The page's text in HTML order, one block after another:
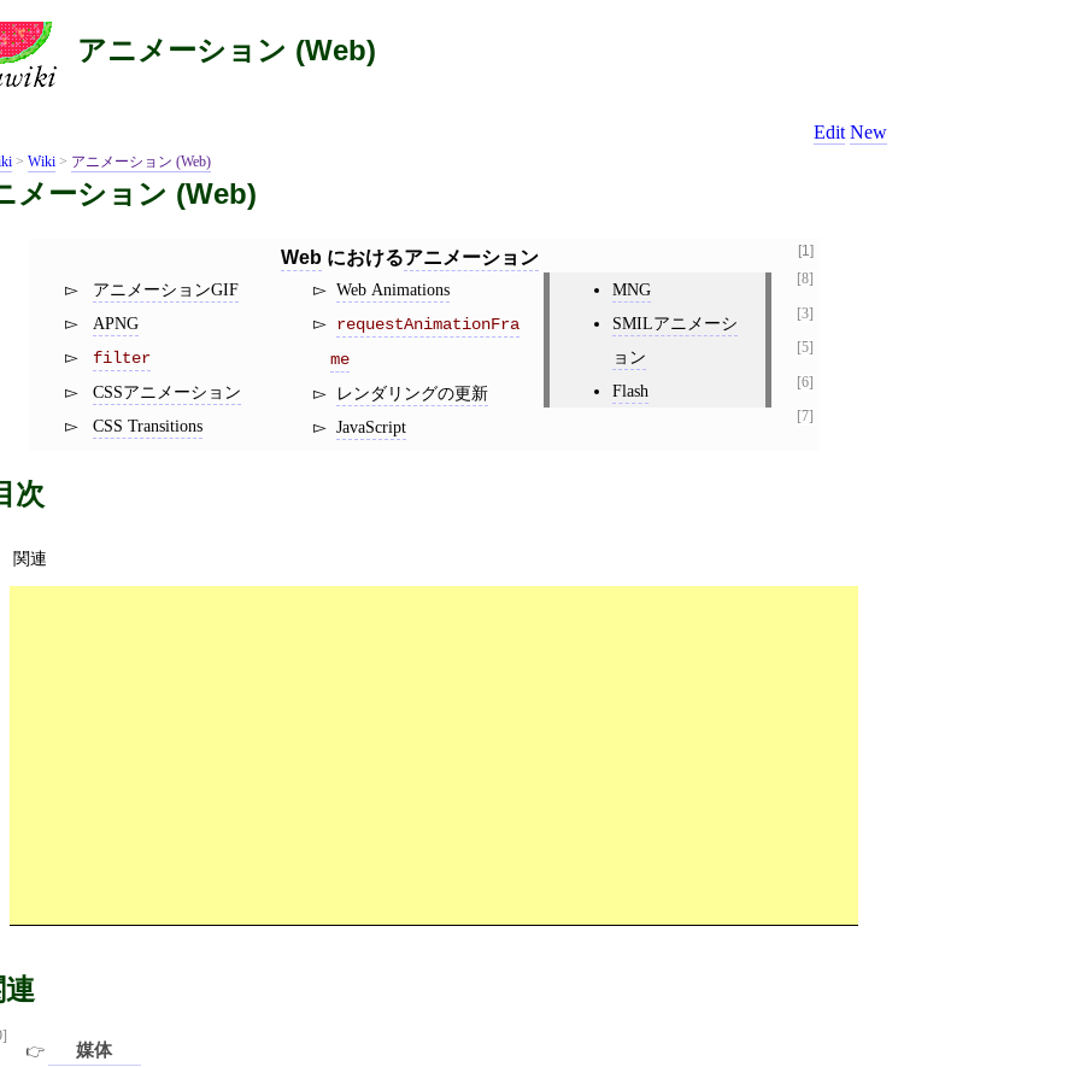
アニメーション (Web)
Edit New
> Wiki > アニメーション (Web)
メーション (Web)
[1]
Web におけるアニメーション
[2]
アニメーションGIF
[4]
APNG
[6]
filter
[7]
CSSアニメーション
[8]
CSS Transitions
Web Animations
requestAnimationFra
me
レンダリングの更新
JavaScript
[3]
MNG
[5]
SMILアニメーシ
ョン
Flash
次
関連
媒体